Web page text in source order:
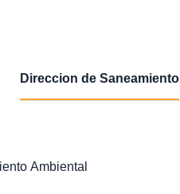
Direccion de Saneamiento
Ambiental